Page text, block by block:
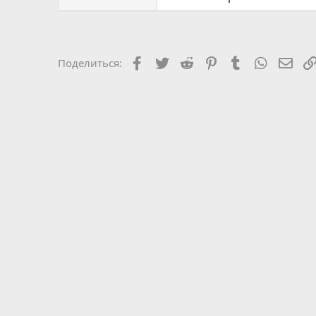
Поделиться: Facebook
Twitter Reddit PinterestTumblr